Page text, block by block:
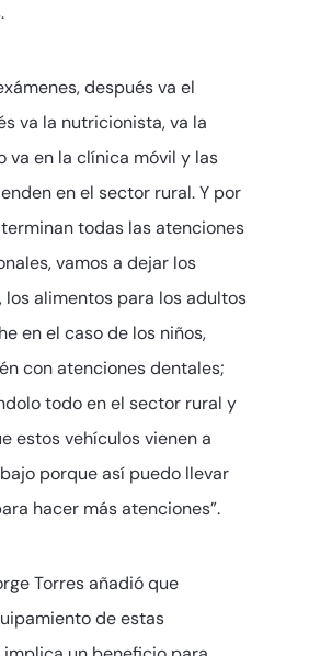
después va el
va la nutricionista, va la
va en la clínica móvil y las
en el sector rural. Y por
todas las atenciones
vamos a dejar los
los alimentos para los adultos
en el caso de los niños,
con atenciones dentales;
todo en el sector rural y
estos vehículos vienen a
porque así puedo llevar
hacer más atenciones”.
Torres añadió que
de estas